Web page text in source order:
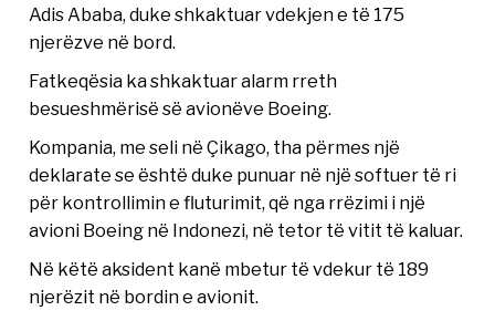
Adis Ababa, duke shkaktuar vdekjen e të 175
njerëzve në bord.
Fatkeqësia ka shkaktuar alarm rreth
besueshmërisë së avionëve Boeing.
Kompania, me seli në Çikago, tha përmes një
deklarate se është duke punuar në një softuer të ri
për kontrollimin e fluturimit, që nga rrëzimi i një
avioni Boeing në Indonezi, në tetor të vitit të kaluar.
Në këtë aksident kanë mbetur të vdekur të 189
njerëzit në bordin e avionit.